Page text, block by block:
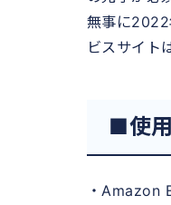
無事に2022
ビスサイト
■使
・Amazon